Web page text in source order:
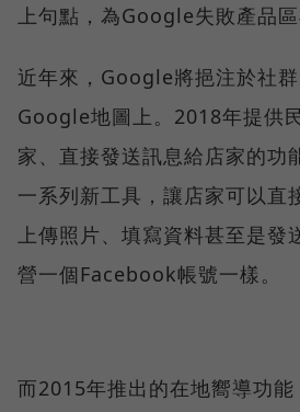
上句點，為Google失敗產品區
近年來，Google將挹注於社
Google地圖上。2018年提供
家、直接發送訊息給店家的功
一系列新工具，讓店家可以直
上傳照片、填寫資料甚至是發
營一個Facebook帳號一樣。
而2015年推出的在地嚮導功能